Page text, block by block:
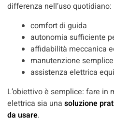
differenza nell’uso quotidiano:
comfort di guida
autonomia sufficiente
affidabilità meccanica
manutenzione semplice
assistenza elettrica
L’obiettivo è semplice: fare in
elettrica sia una soluzione
da usare.